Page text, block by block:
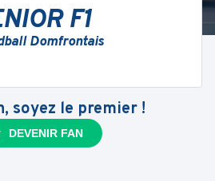
F1
Domfrontais
soyez le premier !
DEVENIR FAN